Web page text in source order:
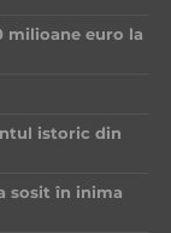
milioane euro la
istoric din
sosit în inima